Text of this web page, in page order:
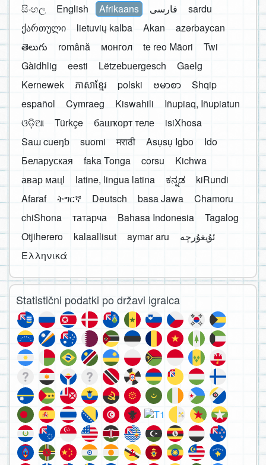
සිංහල
English Afrikaans فارسی
sardu
ქართული
lietuvių kalba Akan
azərbaycan
తెలుగు
română монгол te reo Māori
Twi
Gàidhlig
eesti Lëtzebuergesch
Gaelg
Kernewek
ភាសាខ្មែរ polski ဗမာစာ
Shqip
español
Cymraeg Kiswahili
Iñupiaq, Iñupiatun
ଓଡ଼ିଆ
Türkçe башҡорт теле
isiXhosa
Saɯ cueŋƅ
suomi मराठी Asụsụ Igbo
Ido
Беларуская
faka Tonga corsu
Kichwa
авар мацӀ
latine, lingua latina ಕನ್ನಡ
kiRundi
Afaraf
ትግርኛ Deutsch basa Jawa
Chamoru
chiShona
татарча Bahasa Indonesia
Tagalog
Otjiherero
kalaallisut aymar aru
Ελληνικά
Statistični podatki po državi igralca